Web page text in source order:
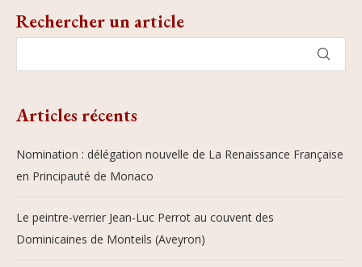
Rechercher un article
Articles récents
Nomination : délégation nouvelle de La Renaissance Française
en Principauté de Monaco
Le peintre-verrier Jean-Luc Perrot au couvent des
Dominicaines de Monteils (Aveyron)